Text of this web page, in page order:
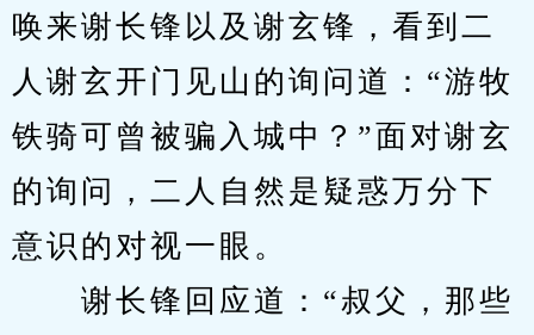
唤来谢长锋以及谢玄锋，看到二
人谢玄开门见山的询问道：“游牧
铁骑可曾被骗入城中？”面对谢玄
的询问，二人自然是疑惑万分下
意识的对视一眼。
谢长锋回应道：“叔父，那些